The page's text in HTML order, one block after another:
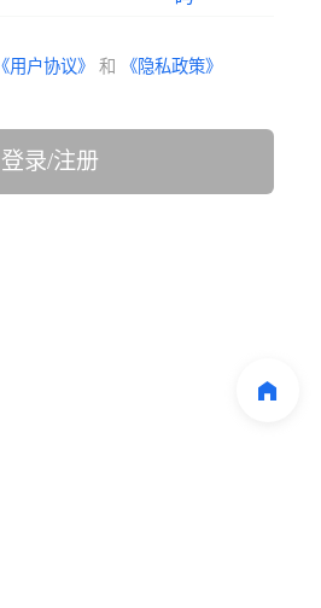
《用户协议》 和 《隐私政策》
登录/注册